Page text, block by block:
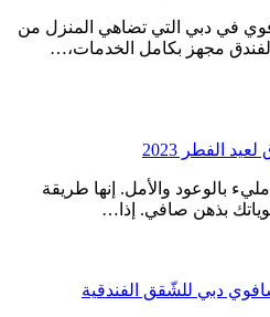
في دبي التي تضاهي المنزل من
مجهز بكامل الخدمات،…
الفطر 2023
بالوعود والأمل. إنها طريقة
بذهن صافي. إذا…
دبي للشّقق الفندقية